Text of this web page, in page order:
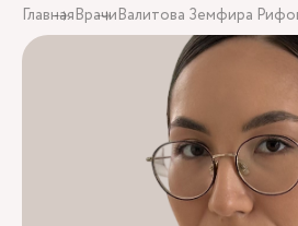
ГлавнаяВрачиВалитова Земфира